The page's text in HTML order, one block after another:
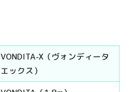
VONDITA-X（ヴォンディータ
エックス）